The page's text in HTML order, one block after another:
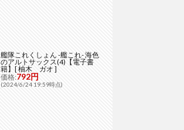
艦隊これくしょん -艦これ- 海色
のアルトサックス(4)【電子書
籍】[ 柚木 ガオ ]
価格:792円
(2024/6/24 19:59時点)